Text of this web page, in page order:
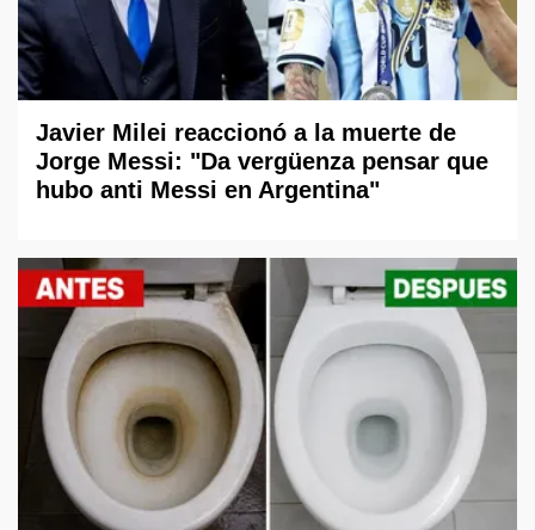
Javier Milei reaccionó a la muerte de
Jorge Messi: "Da vergüenza pensar que
hubo anti Messi en Argentina"